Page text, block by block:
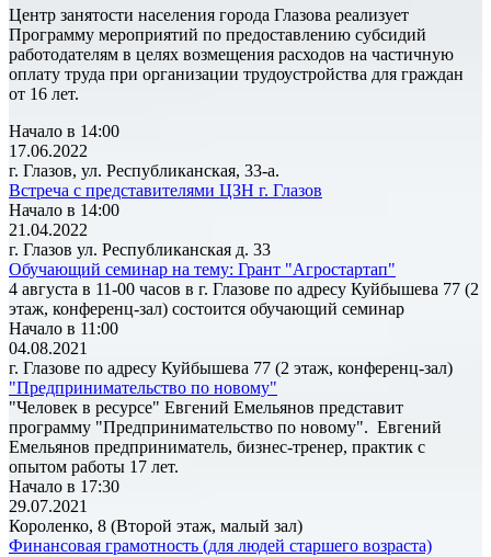
Центр занятости населения города Глазова реализует
Программу мероприятий по предоставлению субсидий
работодателям в целях возмещения расходов на частичную
оплату труда при организации трудоустройства для граждан
от 16 лет.
Начало в 14:00
17.06.2022
г. Глазов, ул. Республиканская, 33-а.
Встреча с представителями ЦЗН г. Глазов
Начало в 14:00
21.04.2022
г. Глазов ул. Республиканская д. 33
Обучающий семинар на тему: Грант "Агростартап"
4 августа в 11-00 часов в г. Глазове по адресу Куйбышева 77 (2
этаж, конференц-зал) состоится обучающий семинар
Начало в 11:00
04.08.2021
г. Глазове по адресу Куйбышева 77 (2 этаж, конференц-зал)
"Предпринимательство по новому"
"Человек в ресурсе" Евгений Емельянов представит
программу "Предпринимательство по новому". Евгений
Емельянов предприниматель, бизнес-тренер, практик с
опытом работы 17 лет.
Начало в 17:30
29.07.2021
Короленко, 8 (Второй этаж, малый зал)
Финансовая грамотность (для людей старшего возраста)